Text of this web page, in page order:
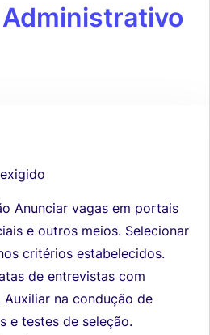
Anunciar vagas em portais
e outros meios. Selecionar
critérios estabelecidos.
de entrevistas com
na condução de
e testes de seleção.